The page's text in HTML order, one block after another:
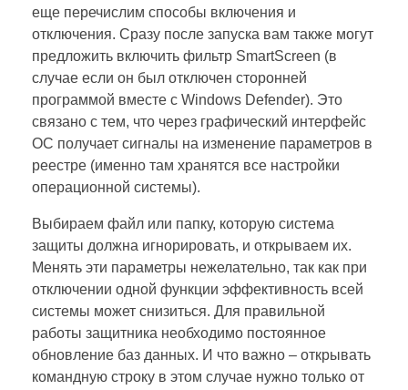
еще перечислим способы включения и
отключения. Сразу после запуска вам также могут
предложить включить фильтр SmartScreen (в
случае если он был отключен сторонней
программой вместе с Windows Defender). Это
связано с тем, что через графический интерфейс
ОС получает сигналы на изменение параметров в
реестре (именно там хранятся все настройки
операционной системы).
Выбираем файл или папку, которую система
защиты должна игнорировать, и открываем их.
Менять эти параметры нежелательно, так как при
отключении одной функции эффективность всей
системы может снизиться. Для правильной
работы защитника необходимо постоянное
обновление баз данных. И что важно – открывать
командную строку в этом случае нужно только от